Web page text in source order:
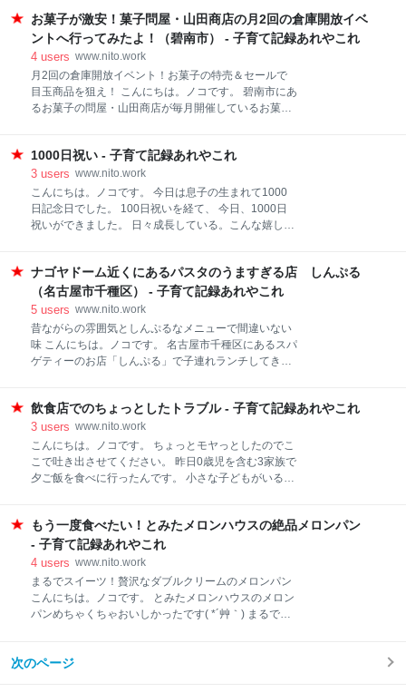
微妙な距離にあるPA。伊勢湾岸や名古屋高速合流直前
ということもあってちょっと…いやかなり（？）通過
されやすいPA。 だけどこのベーカ
帆季珈琲 太田川店 へのアクセス 帆季珈琲テラスっ
て？ 帆季珈琲テラスは、名鉄「太田川駅」近くにある
自家焙煎のこだわり珈琲と手作りランチ＆ケーキが楽
しめるカフェ。 以前、子連れでモーニングに行きまし
たが今回は初めてランチへ！ 子連れモーニング♪ 太田
川駅すぐの帆季珈琲テラス行ってきたよ！（東海市）
レー 1,650円 和風バター醤油パスタ 1,650円 自家
製トマトソースパスタ 1,650円 チキンフリカッセプ
レート 1,650円 キッシュ
お菓子が激安！菓子問屋・山田商店の月2回の倉庫開放イベ
ントへ行ってみたよ！（碧南市） - 子育て記録あれやこれ
4 users www.nito.work
月2回の倉庫開放イベント！お菓子の特売＆セールで
目玉商品を狙え！ こんにちは。ノコです。 碧南市にあ
るお菓子の問屋・山田商店が毎月開催しているお菓子
品を狙え！ お菓子の問屋・山田商店の倉庫開放って？
お菓子の激安販売会 in 倉庫 お菓子買ってきたよ
～！！ 菓子問屋 山田商店 へのアクセス お菓子の問
屋・山田商店の倉庫開放って？ ㈱山田商店は碧南市に
あるお菓子の問屋さん。 駄菓子の直売店を県内5店舗
開放という名の販売イベントを行われます。 お菓子が
安い！と聞き、おもしろそうなので行ってきました( *
´艸｀) お菓子の激安販売会 in 倉庫 さっそく倉庫のある
本社へ行ってみたら駐車場にはのぼり
1000日祝い - 子育て記録あれやこれ
3 users www.nito.work
こんにちは。ノコです。 今日は息子の生まれて1000
日記念日でした。 100日祝いを経て、 今日、1000日
祝いができました。 日々成長している。こんな嬉しい
2047年7月7日。 果てしなく遠く感じますね。 100日
目は私の誕生日、 1000日目は七五三の日、 そして
10000日目は七夕。 なんだか生まれながらに持ってそ
うな息子です。 ちなみにその次にあたる100000日目
は約270年先。 そう考えるとキリ番を一緒に迎えられ
るのはあと一回… 27歳の息子の成長も楽しみです。
ナゴヤドーム近くにあるパスタのうますぎる店 しんぷる
（名古屋市千種区） - 子育て記録あれやこれ
5 users www.nito.work
昔ながらの雰囲気としんぷるなメニューで間違いない
味 こんにちは。ノコです。 名古屋市千種区にあるスパ
ゲティーのお店「しんぷる」で子連れランチしてきま
メニュー 実食 子ども連れは？ コーヒーとスパゲティ
ーの店 しんぷるへのアクセス コーヒーとスパゲティー
の店 しんぷるって？ しんぷるは、ナゴヤドームから歩
いて数分のところにあるコーヒーとスパゲティーがお
いしいイタリアン。マンションの1階部分、飲食店が
なんとオープンしてなんと38年らしい。 店内はカウン
ターとテーブル席と相席のできる大きなテーブルがひ
とつ。 オープンキッチンで厨房の様子が丸見えなあた
りも喫茶店ってかんじがする。 正直なところ、入
飲食店でのちょっとしたトラブル - 子育て記録あれやこれ
3 users www.nito.work
こんにちは。ノコです。 ちょっとモヤっとしたのでこ
こで吐き出させてください。 昨日0歳児を含む3家族で
夕ご飯を食べに行ったんです。 小さな子どもがいると
って。 店選びは私がしました。 ランチで利用したこと
があって食事がおいしい、個室の座敷席やおむつ替え
シートがあるなど子連れでも安心という点は確認済
み。 少し早めに予約をとって長くても20時までに解散
→自宅に居られる手筈でした。 ところが当日お店に行
ってみたら「予約がない」とのこと。 でも私、電話で
そもこの店を候補から外していたから。 いつお電話も
もう一度食べたい！とみたメロンハウスの絶品メロンパン
- 子育て記録あれやこれ
4 users www.nito.work
まるでスイーツ！贅沢なダブルクリームのメロンパン
こんにちは。ノコです。 とみたメロンハウスのメロン
パンめちゃくちゃおいしかったです( *´艸｀) まるでス
ハウスのメロンパン 先月JR名古屋タカシマヤで行われ
次のページ